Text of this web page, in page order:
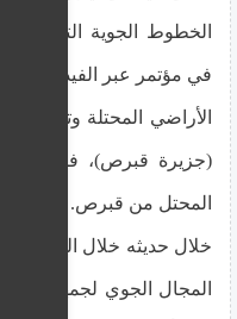
(جزيرة قبرص)، فيما يتعلق
المحتل من قبرص.
خلال حديثه خلال المؤتمر
المجال الجوي لجمهورية